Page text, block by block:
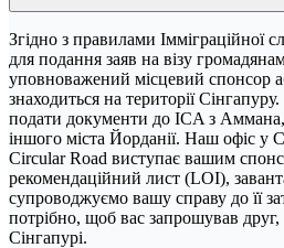
Згідно з правилами Імміграційної
для подання заяв на візу
уповноважений місцевий спонсор
знаходиться на території
подати документи до ICA з
іншого міста Йорданії. Наш офіс у
Circular Road виступає вашим
рекомендаційний лист (LOI),
супроводжуємо вашу справу до її
потрібно, щоб вас запрошував
Сінгапурі.